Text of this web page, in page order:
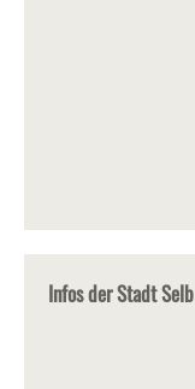
Infos der Stadt Selb